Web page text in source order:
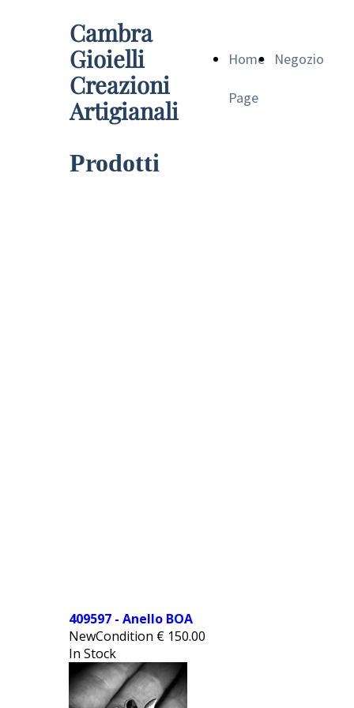
Home
Page
Negozio
Cambra
Gioielli
Creazioni
Artigianali
Prodotti
409597 - Anello BOA
NewCondition € 150.00
In Stock